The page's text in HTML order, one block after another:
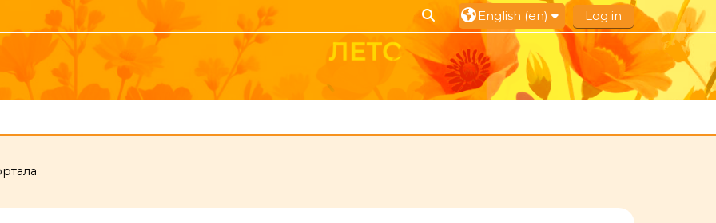
Toggle search input
English ‎(en)‎ Log in